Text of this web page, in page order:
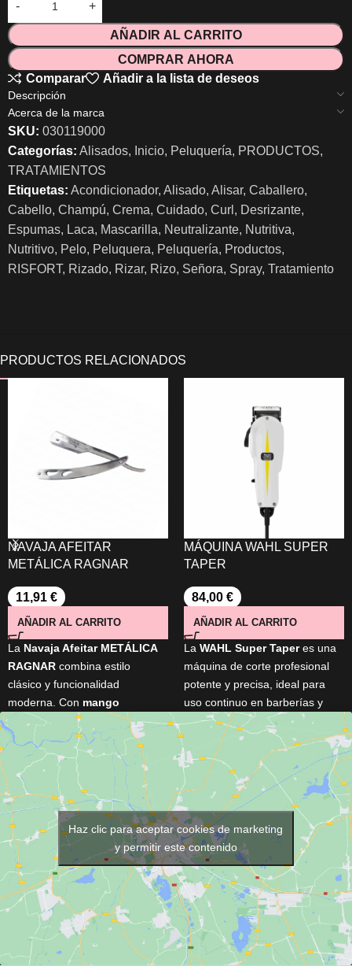
AÑADIR AL CARRITO
COMPRAR AHORA
Comparar
Añadir a la lista de deseos
Descripción
Acerca de la marca
SKU: 030119000
Categorías: Alisados, Inicio, Peluquería, PRODUCTOS,
TRATAMIENTOS
Etiquetas: Acondicionador, Alisado, Alisar, Caballero,
Cabello, Champú, Crema, Cuidado, Curl , Desrizante,
Espumas, Laca, Mascarilla, Neutralizante, Nutritiva,
Nutritivo, Pelo, Peluquera, Peluquería, Productos,
RISFORT, Rizado, Rizar, Rizo, Señora, Spray, Tratamiento
NAVAJA AFEITAR
METÁLICA RAGNAR
11,91 €
AÑADIR AL CARRITO
La Navaja Afeitar METÁLICA
RAGNAR combina estilo
clásico y funcionalidad
moderna. Con mango
ergonómico
,sistema
mariposayhoja
reemplazable , ofrece control,
precisión y limpieza rápida.
Ideal para perfilar, rasurar y
lograr acabados profesionales
en barba y contornos.
MÁQUINA WAHL SUPER
TAPER
84,00 €
AÑADIR AL CARRITO
La WAHL Super Taperes una
máquina de corte profesional
potente y precisa, ideal para
uso continuo en barberías y
salones. Equipada con motor
V5000 de alto rendimientoy
cuchillas cromadas ajustables,
ofrece un corte uniforme y
duradero. Incluye 4 peines guía
y accesorios esenciales.
Haz clic para aceptar cookies de marketing
y permitir este contenido